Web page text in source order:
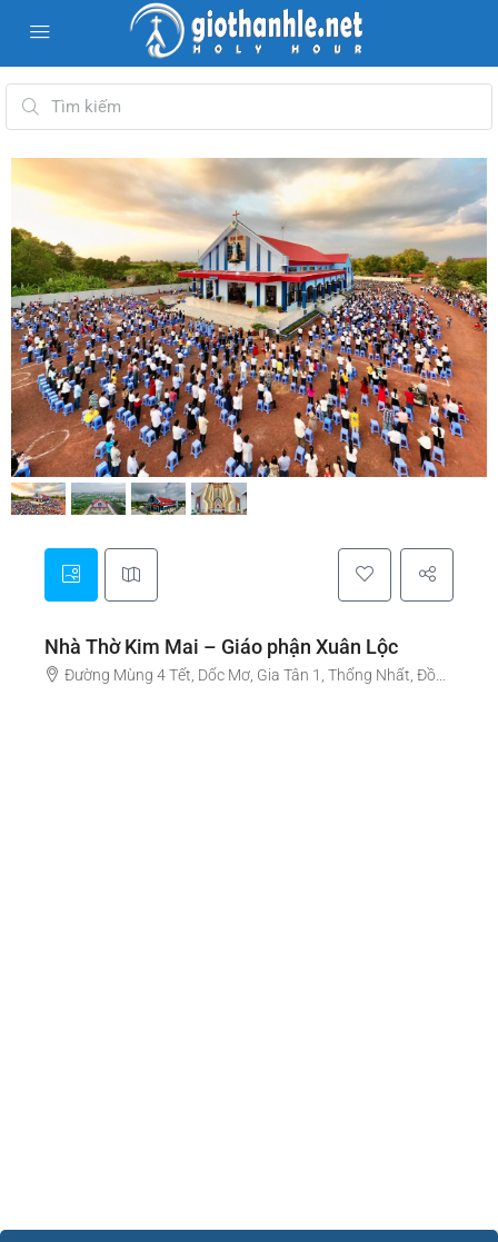
Nhà Thờ Kim Mai – Giáo phận Xuân Lộc
Đường Mùng 4 Tết, Dốc Mơ, Gia Tân 1, Thống Nhất, Đồng Nai